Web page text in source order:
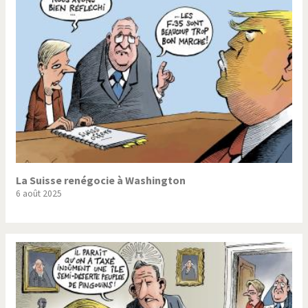
Trump II Un monde de foot
Vous avez dit "Islam"?
La Suisse renégocie à Washington
6 août 2025